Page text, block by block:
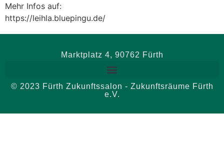
Mehr Infos auf:
https://leihla.bluepingu.de/
Marktplatz 4, 90762 Fürth
© 2023 Fürth Zukunftssalon - Zukunftsräume Fürth
e.V.